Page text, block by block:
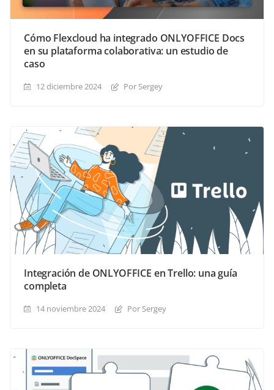
Cómo Flexcloud ha integrado ONLYOFFICE Docs
en su plataforma colaborativa: un estudio de
caso
12 diciembre 2024 Por Sergey
Integración de ONLYOFFICE en Trello: una guía
completa
14 noviembre 2024 Por Sergey